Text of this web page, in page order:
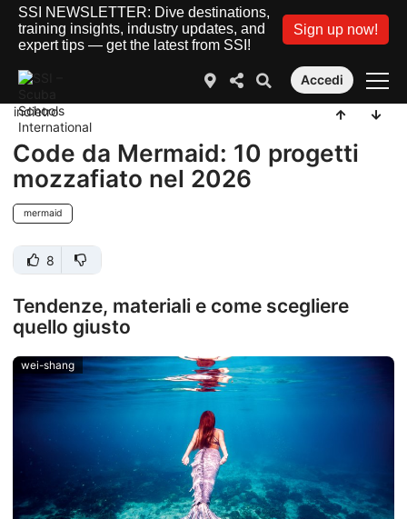
SSI NEWSLETTER: Dive destinations,
training insights, industry updates, and
expert tips — get the latest from SSI!
Sign up now!
Accedi
indietro
Code da Mermaid: 10 progetti
mozzafiato nel 2026
mermaid
8
Tendenze, materiali e come scegliere
quello giusto
wei-shang